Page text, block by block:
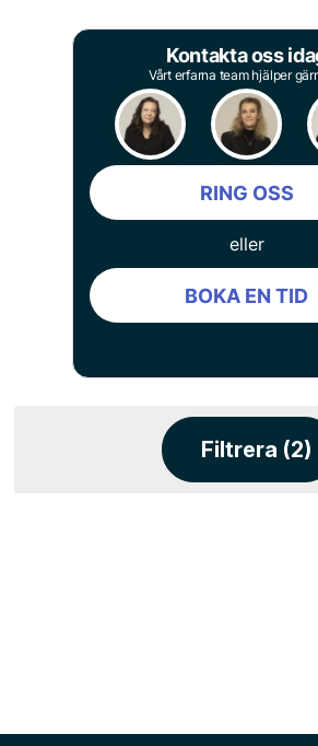
Kontakta oss
Vårt erfarna team hjälper
RING OSS
eller
BOKA EN TID
Filtrera (2)